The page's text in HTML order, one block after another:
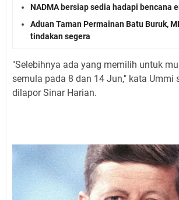
NADMA bersiap sedia hadapi bencana
Aduan Taman Permainan Batu Buruk,
tindakan segera
"Selebihnya ada yang memilih untuk
semula pada 8 dan 14 Jun," kata Ummi
dilapor Sinar Harian.